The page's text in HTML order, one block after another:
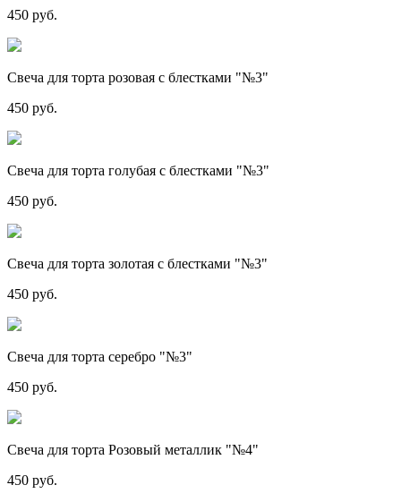
450 руб.
Свеча для торта розовая с блестками "№3"
450 руб.
Свеча для торта голубая с блестками "№3"
450 руб.
Свеча для торта золотая с блестками "№3"
450 руб.
Свеча для торта серебро "№3"
450 руб.
Свеча для торта Розовый металлик "№4"
450 руб.